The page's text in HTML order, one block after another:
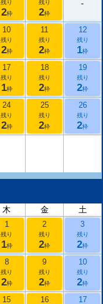
残り
2枠
残り
2枠
-
10
残り
2枠
11
残り
2枠
12
残り
1枠
17
残り
1枠
18
残り
2枠
19
残り
2枠
24
残り
2枠
25
残り
2枠
26
残り
2枠
木 金 土
1
残り
1枠
2
残り
2枠
3
残り
2枠
8
残り
2枠
9
残り
2枠
10
残り
2枠
15 16 17